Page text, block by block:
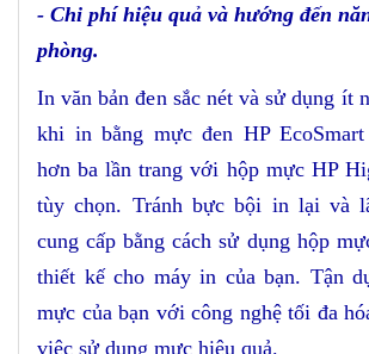
- Chi phí hiệu quả và hướng đến
phòng.
In văn bản đen sắc nét và sử dụng ít
khi in bằng mực đen HP
hơn ba lần trang với hộp mực HP
tùy chọn. Tránh bực bội in lại và
cung cấp bằng cách sử dụng hộp
thiết kế cho máy in của bạn. Tận
mực của bạn với công nghệ tối đa
việc sử dụng mực hiệu quả.